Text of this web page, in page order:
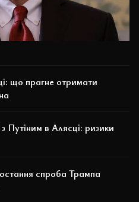
що прагне отримати
Путіним в Алясці: ризики
спроба Трампа